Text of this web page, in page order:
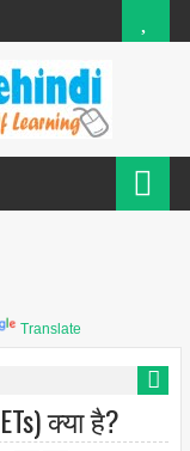
Translate
क्या है?